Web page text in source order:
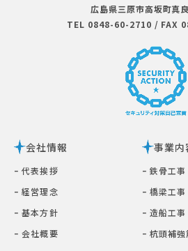
広島県三原市⾼坂町真
TEL 0848-60-2710 / FAX
会社情報
ｰ 代表挨拶
ｰ 経営理念
ｰ 基本⽅針
ｰ 会社概要
事業内
ｰ 鉄⾻⼯事
ｰ 橋梁⼯事
ｰ 造船工事
ｰ 杭頭補